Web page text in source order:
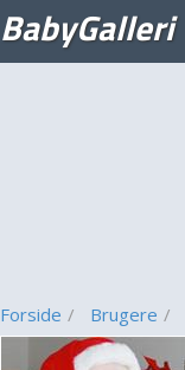
BabyGalleri
Forside Brugere